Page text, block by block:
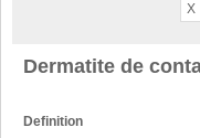
X
Dermatite de
Definition